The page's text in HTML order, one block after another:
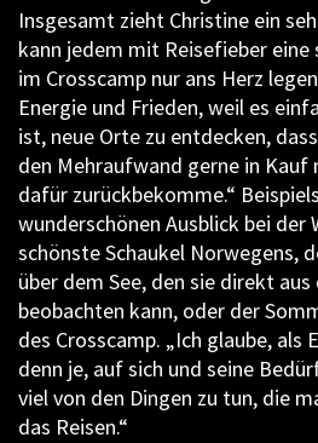
Insgesamt zieht Christine ein
kann jedem mit Reisefieber
im Crosscamp nur ans Herz
Energie und Frieden, weil es
ist, neue Orte zu entdecken,
den Mehraufwand gerne in Kauf
dafür zurückbekomme.“
wunderschönen Ausblick bei der
schönste Schaukel Norwegens,
über dem See, den sie direkt
beobachten kann, oder der
des Crosscamp. „Ich glaube,
denn je, auf sich und seine
viel von den Dingen zu tun, die
das Reisen.“